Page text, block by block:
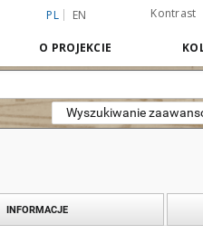
PL EN Kontrast
O PROJEKCIE
Wyszukiwanie
INFORMACJE